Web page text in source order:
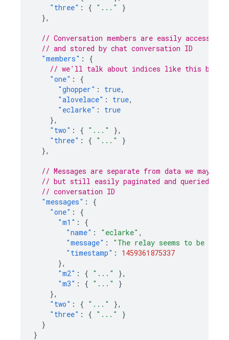
"three" : { "..."
}
},
// Conversation members are easily accessible
// and stored by chat conversation ID
"members" :
{
// we'll talk about indices like this below
"one" :
{
"ghopper" : true,
"alovelace" : true,
"eclarke" :
true
},
"two" : { "..."
},
"three" : { "..."
}
},
// Messages are separate from data we may
// but still easily paginated and queried, and
// conversation ID
"messages" :
{
"one" :
{
"m1" :
{
"name" : "eclarke" ,
"message" :
"The relay seems to be
"timestamp" :
1459361875337
},
"m2" : { "..."
},
"m3" : { "..."
}
},
"two" : { "..."
},
"three" : { "..."
}
}
}